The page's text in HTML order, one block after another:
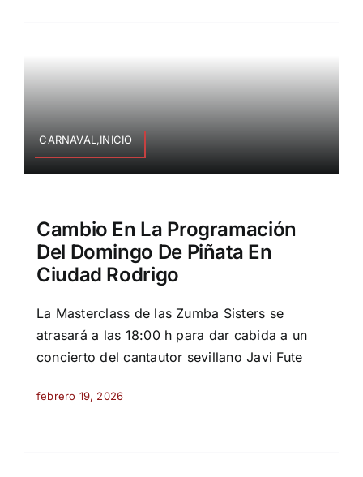
CARNAVAL,INICIO
Cambio En La Programación
Del Domingo De Piñata En
Ciudad Rodrigo
La Masterclass de las Zumba Sisters se
atrasará a las 18:00 h para dar cabida a un
concierto del cantautor sevillano Javi Fute
febrero 19, 2026